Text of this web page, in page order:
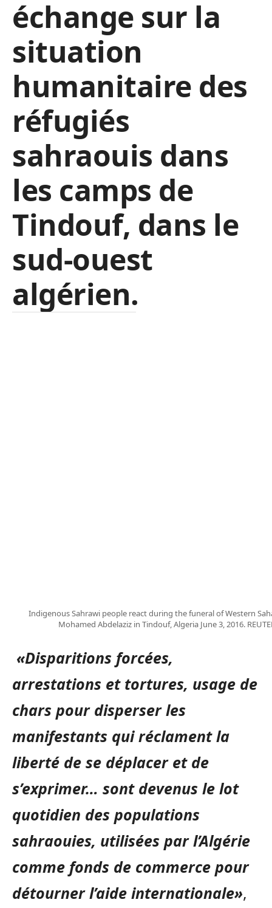
échange sur la
situation
humanitaire des
réfugiés
sahraouis dans
les camps de
Tindouf, dans le
sud-ouest
algérien.
Indigenous Sahrawi people react during the funeral of Western
Mohamed Abdelaziz in Tindouf, Algeria June 3, 2016.
«Disparitions forcées,
arrestations et tortures, usage de
chars pour disperser les
manifestants qui réclament la
liberté de se déplacer et de
s’exprimer… sont devenus le lot
quotidien des populations
sahraouies, utilisées par l’Algérie
comme fonds de commerce pour
détourner l’aide internationale»,